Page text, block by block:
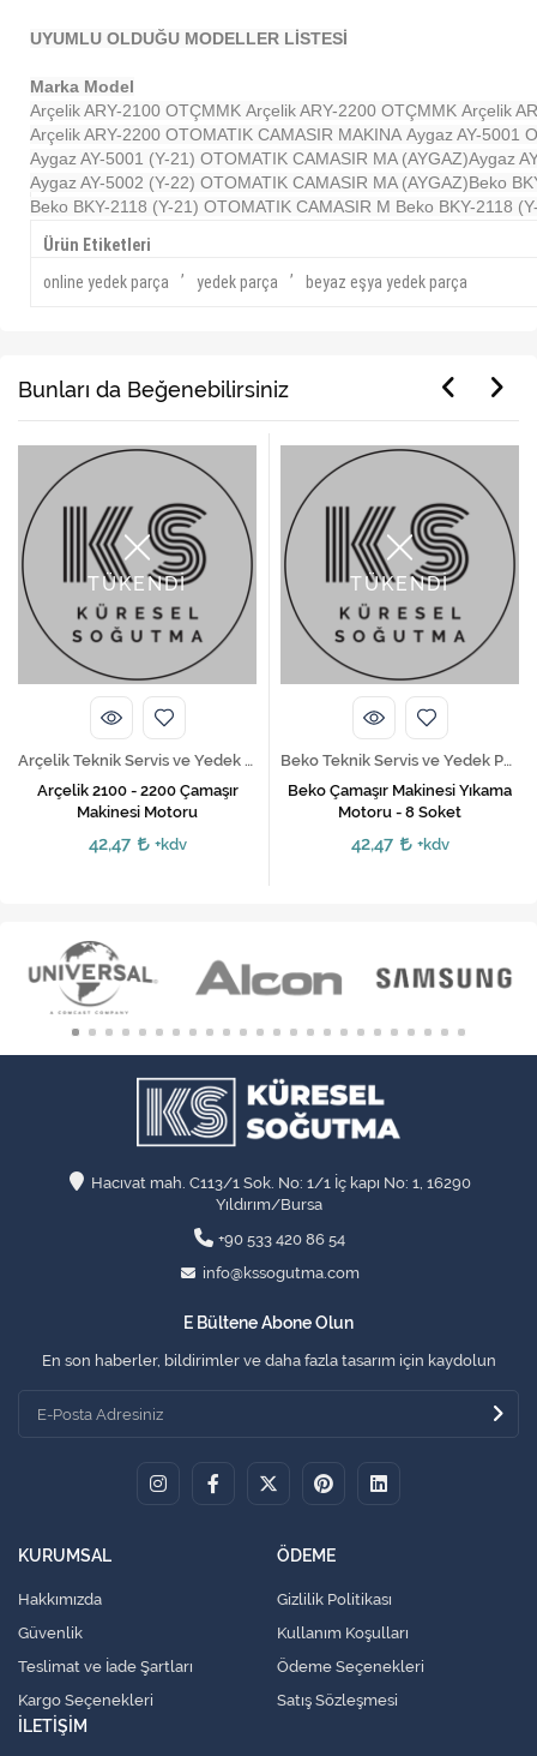
UYUMLU OLDUĞU MODELLER LİSTESİ
Marka Model
Arçelik ARY-2100 OTÇMMK Arçelik ARY-2200 OTÇMMK Arçelik
Arçelik ARY-2200 OTOMATIK CAMASIR MAKINA Aygaz AY-5001
Aygaz AY-5001 (Y-21) OTOMATIK CAMASIR MA (AYGAZ)Aygaz
Aygaz AY-5002 (Y-22) OTOMATIK CAMASIR MA (AYGAZ)Beko
Beko BKY-2118 (Y-21) OTOMATIK CAMASIR M Beko BKY-2118
Ürün Etiketleri
online yedek parça
,
yedek parça
,
beyaz eşya yedek parça
Bunları da Beğenebilirsiniz
TÜKENDİ
Arçelik Teknik Servis ve Yedek Parça Hizmetleri
Arçelik 2100 - 2200 Çamaşır
Makinesi Motoru
42,47 +kdv
TÜKENDİ
Beko Teknik Servis ve Yedek Parça Hizmetleri
Beko Çamaşır Makinesi Yıkama
Motoru - 8 Soket
42,47 +kdv
Hacıvat mah. C113/1 Sok. No: 1/1 İç kapı No: 1, 16290
Yıldırım/Bursa
+90 533 420 86 54
info@kssogutma.com
E Bültene Abone Olun
En son haberler, bildirimler ve daha fazla tasarım için kaydolun
KURUMSAL
Hakkımızda
Güvenlik
Teslimat ve İade Şartları
Kargo Seçenekleri
ÖDEME
Gizlilik Politikası
Kullanım Koşulları
Ödeme Seçenekleri
Satış Sözleşmesi
İLETİŞİM